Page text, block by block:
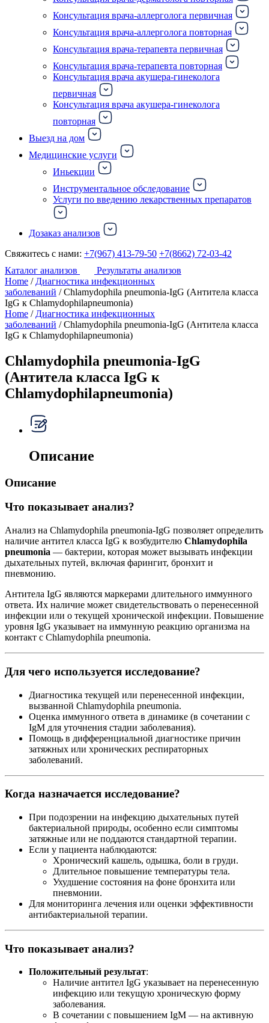
Консультация врача-аллерголога первичная
Консультация врача-аллерголога повторная
Консультация врача-терапевта первичная
Консультация врача-терапевта повторная
Консультация врача акушера-гинеколога
первичная
Консультация врача акушера-гинеколога
повторная
Выезд на дом
Медицинские услуги
Иньекции
Инструментальное обследование
Услуги по введению лекарственных препаратов
Дозаказ анализов
Свяжитесь с нами: +7(967) 413-79-50 +7(8662) 72-03-42
Каталог анализов
Результаты анализов
Home / Диагностика инфекционных
заболеваний / Chlamydophila pneumonia-IgG (Антитела класса
IgG к Chlamydophilapneumonia)
Home / Диагностика инфекционных
заболеваний / Chlamydophila pneumonia-IgG (Антитела класса
IgG к Chlamydophilapneumonia)
Chlamydophila pneumonia-IgG
(Антитела класса IgG к
Chlamydophilapneumonia)
Описание
Описание
Что показывает анализ?
Анализ на Chlamydophila pneumonia-IgG позволяет определить
наличие антител класса IgG к возбудителю Chlamydophila
pneumonia — бактерии, которая может вызывать инфекции
дыхательных путей, включая фарингит, бронхит и
пневмонию.
Антитела IgG являются маркерами длительного иммунного
ответа. Их наличие может свидетельствовать о перенесенной
инфекции или о текущей хронической инфекции. Повышение
уровня IgG указывает на иммунную реакцию организма на
контакт с Chlamydophila pneumonia.
Для чего используется исследование?
Диагностика текущей или перенесенной инфекции,
вызванной Chlamydophila pneumonia.
Оценка иммунного ответа в динамике (в сочетании с
IgM для уточнения стадии заболевания).
Помощь в дифференциальной диагностике причин
затяжных или хронических респираторных
заболеваний.
Когда назначается исследование?
При подозрении на инфекцию дыхательных путей
бактериальной природы, особенно если симптомы
затяжные или не поддаются стандартной терапии.
Если у пациента наблюдаются:
Хронический кашель, одышка, боли в груди.
Длительное повышение температуры тела.
Ухудшение состояния на фоне бронхита или
пневмонии.
Для мониторинга лечения или оценки эффективности
антибактериальной терапии.
Что показывает анализ?
Положительный результат:
Наличие антител IgG указывает на перенесенную
инфекцию или текущую хроническую форму
заболевания.
В сочетании с повышением IgM — на активную